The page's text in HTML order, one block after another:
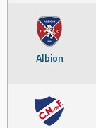
Albion